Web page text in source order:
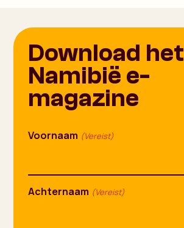
Download het
Namibië e-
magazine
Voornaam (Vereist)
Achternaam (Vereist)